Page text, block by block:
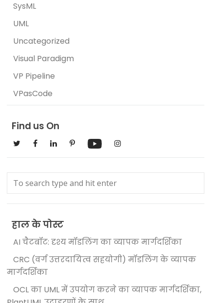
SysML
UML
Uncategorized
Visual Paradigm
VP Pipeline
VPasCode
Find us On
हाल के पोस्ट
AI चैटबॉट: दृश्य मॉडलिंग का व्यापक मार्गदर्शिका
CRC (वर्ग उत्तरदायित्व सहयोगी) मॉडलिंग के व्यापक
मार्गदर्शिका
OCL का UML में उपयोग करने का व्यापक मार्गदर्शिका,